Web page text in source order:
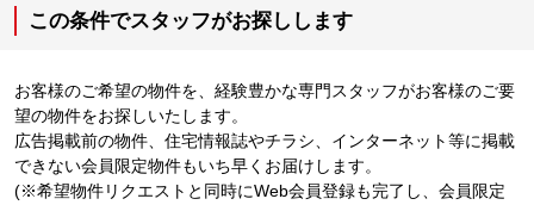
この条件でスタッフがお探しします
お客様のご希望の物件を、経験豊かな専門スタッフがお客様のご要
望の物件をお探しいたします。
広告掲載前の物件、住宅情報誌やチラシ、インターネット等に掲載
できない会員限定物件もいち早くお届けします。
(※希望物件リクエストと同時にWeb会員登録も完了し、会員限定